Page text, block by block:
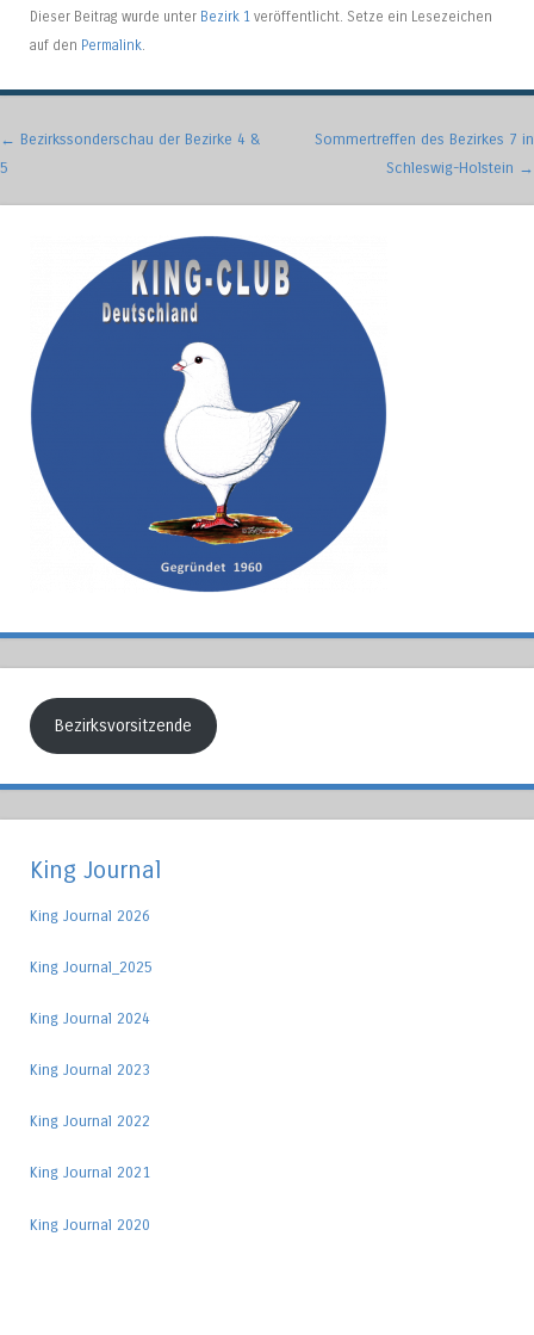
Dieser Beitrag wurde unter Bezirk 1 veröffentlicht. Setze ein Lesezeichen
auf den Permalink.
Artikel-Navigation
← Bezirkssonderschau der Bezirke 4 &
5
Sommertreffen des Bezirkes 7 in
Schleswig-Holstein →
Bezirksvorsitzende
King Journal
King Journal 2026
King Journal_2025
King Journal 2024
King Journal 2023
King Journal 2022
King Journal 2021
King Journal 2020